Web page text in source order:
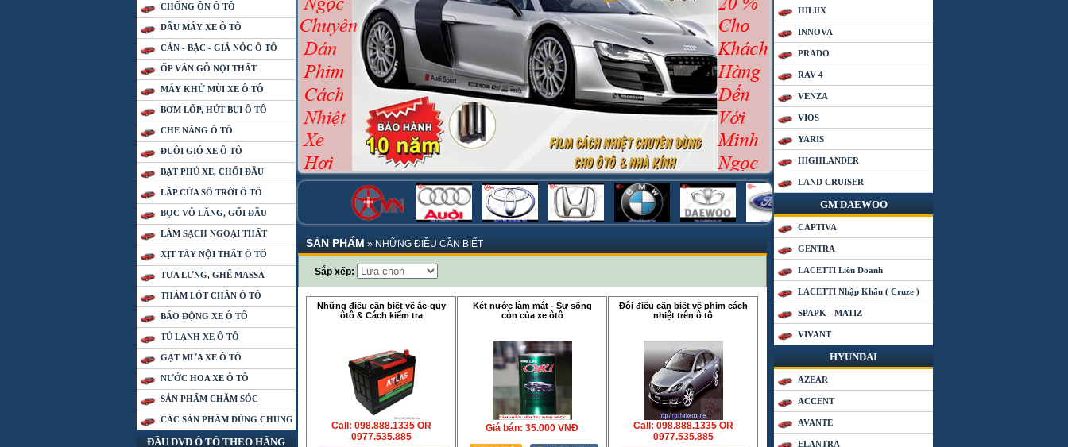
CHỐNG ỒN Ô TÔ
DẦU MÁY XE Ô TÔ
CẢN - BẬC - GIÁ NÓC Ô TÔ
ỐP VÂN GỖ NỘI THẤT
MÁY KHỬ MÙI XE Ô TÔ
BƠM LỐP, HÚT BỤI Ô TÔ
CHE NẮNG Ô TÔ
ĐUÔI GIÓ XE Ô TÔ
BẠT PHỦ XE, CHỔI ĐẦU
LẮP CỬA SỔ TRỜI Ô TÔ
BỌC VÔ LĂNG, GỐI ĐẦU
LÀM SẠCH NGOẠI THẤT
XỊT TẨY NỘI THẤT Ô TÔ
TỰA LƯNG, GHẾ MASSA
THẢM LÓT CHÂN Ô TÔ
BÁO ĐỘNG XE Ô TÔ
TỦ LẠNH XE Ô TÔ
GẠT MƯA XE Ô TÔ
NƯỚC HOA XE Ô TÔ
SẢN PHẨM CHĂM SÓC
CÁC SẢN PHẨM DÙNG CHUNG
ĐẦU DVD Ô TÔ THEO HÃNG
SẢN PHẨM » NHỮNG ĐIỀU CẦN BIẾT
Sắp xếp:
Những điều cần biết về ắc-quy
ôtô & Cách kiểm tra
Call: 098.888.1335 OR
0977.535.885
Két nước làm mát - Sự sống
còn của xe ôtô
Giá bán: 35.000 VNÐ
Đôi điều cần biết về phim cách
nhiệt trên ô tô
Call: 098.888.1335 OR
0977.535.885
HILUX
INNOVA
PRADO
RAV 4
VENZA
VIOS
YARIS
HIGHLANDER
LAND CRUISER
GM DAEWOO
CAPTIVA
GENTRA
LACETTI Liên Doanh
LACETTI Nhập Khẩu ( Cruze )
SPAPK - MATIZ
VIVANT
HYUNDAI
AZEAR
ACCENT
AVANTE
ELANTRA